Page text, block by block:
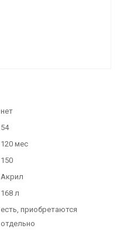
нет
54
120 мес
150
Акрил
168 л
есть, приобретаются
отдельно